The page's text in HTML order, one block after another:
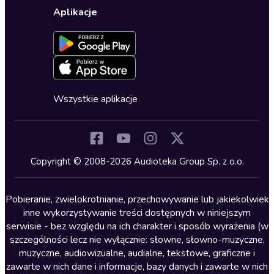
Dla młodzieży
Kryminały
Lektury szkolne
Literatura anglojęzyczna
Literatura faktu
Literatura obyczajowa
Literatura piękna obca
Ustawienia prywatności
Formularz zgłaszania nielegalnych treści
Deklaracja dostępności
Oferta dla firm i bibliotek
Dołącz do newslettera
Blog
Zapowiedzi
Cykle audiobooków
Aplikacje
Wszystkie aplikacje
Copyright © 2008-2026 Audioteka Group Sp. z o.o.
Pobieranie, zwielokrotnianie, przechowywanie lub jakiekolwiek
inne wykorzystywanie treści dostępnych w niniejszym
serwisie - bez względu na ich charakter i sposób wyrażenia (w
szczególności lecz nie wyłącznie: słowne, słowno-muzyczne,
muzyczne, audiowizualne, audialne, tekstowe, graficzne i
zawarte w nich dane i informacje, bazy danych i zawarte w nich